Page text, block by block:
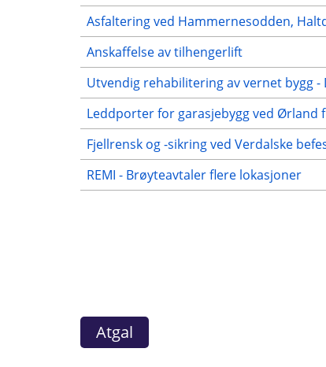
Asfaltering ved Hammernesodden,
Anskaffelse av tilhengerlift
Utvendig rehabilitering av vernet bygg -
Leddporter for garasjebygg ved Ørland
Fjellrensk og -sikring ved Verdalske
REMI - Brøyteavtaler flere lokasjoner
Atgal